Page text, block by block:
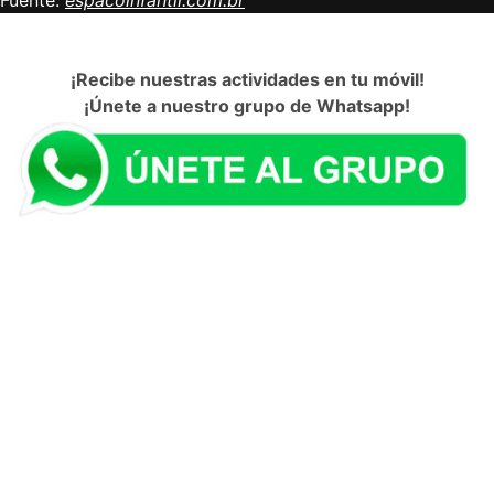
¡Recibe nuestras actividades en tu móvil!
¡Únete a nuestro grupo de Whatsapp!